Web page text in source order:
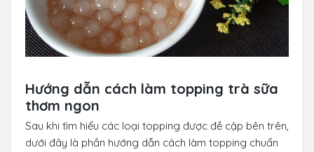
Hướng dẫn cách làm topping trà sữa
thơm ngon
Sau khi tìm hiểu các loại topping được đề cập bên trên,
dưới đây là phần hướng dẫn cách làm topping chuẩn